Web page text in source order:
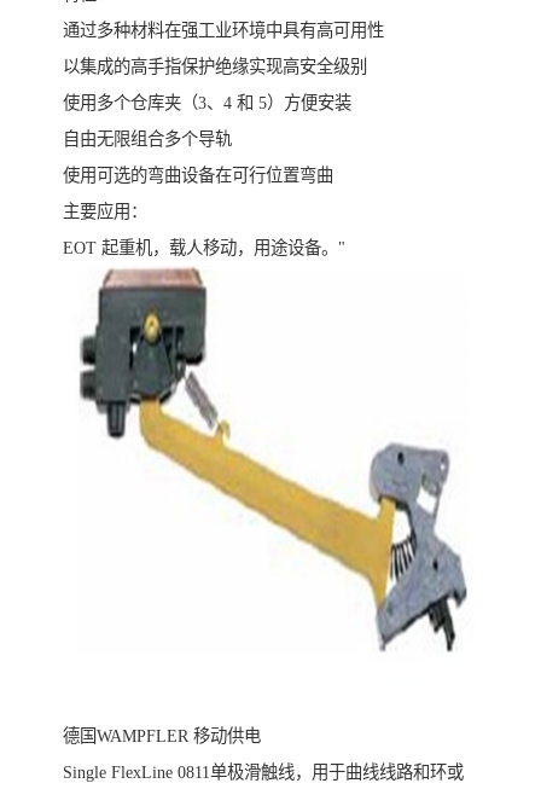
通过多种材料在强工业环境中具有高可用性
以集成的高手指保护绝缘实现高安全级别
使用多个仓库夹（3、4 和 5）方便安装
自由无限组合多个导轨
使用可选的弯曲设备在可行位置弯曲
主要应用：
EOT 起重机，载人移动，用途设备。"
德国WAMPFLER 移动供电
Single FlexLine 0811单极滑触线，用于曲线线路和环或